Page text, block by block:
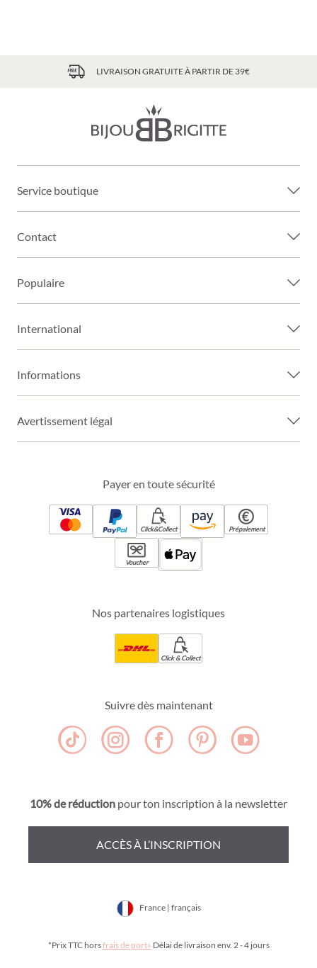
LIVRAISON GRATUITE À PARTIR DE 39€
Service boutique
Contact
Populaire
International
Informations
Avertissement légal
Payer en toute sécurité
Click&Collect Prépaiement
Voucher
Nos partenaires logistiques
Click & Collect
Suivre dès maintenant
10% de réduction pour ton inscription à la newsletter
ACCÈS À L’INSCRIPTION
France | français
*Prix TTC horsfrais de port» Délai de livraison env. 2 - 4 jours